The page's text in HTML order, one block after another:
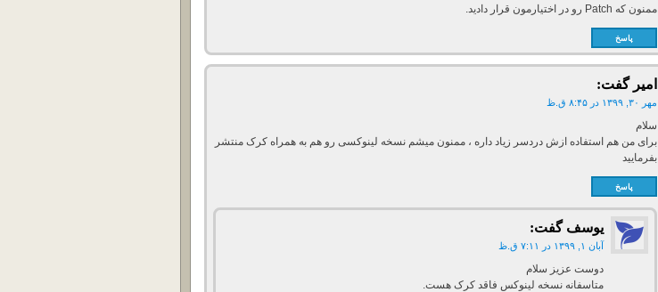
ممنون که Patch رو در اختیارمون قرار دادید.
پاسخ
امیر گفت:
مهر ۳۰, ۱۳۹۹ در ۸:۴۵ ق.ظ
سلام
برای من هم استفاده ازش دردسر زیاد داره ، ممنون میشم نسخه لینوکسی رو هم به همراه کرک منتشر
بفرمایید
پاسخ
یوسف گفت:
آبان ۱, ۱۳۹۹ در ۷:۱۱ ق.ظ
دوست عزیز سلام
متاسفانه نسخه لینوکس فاقد کرک هست.